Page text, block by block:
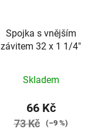
Spojka s vnějším
závitem 32 x 1 1/4"
Skladem
66 Kč
73 Kč (–9 %)